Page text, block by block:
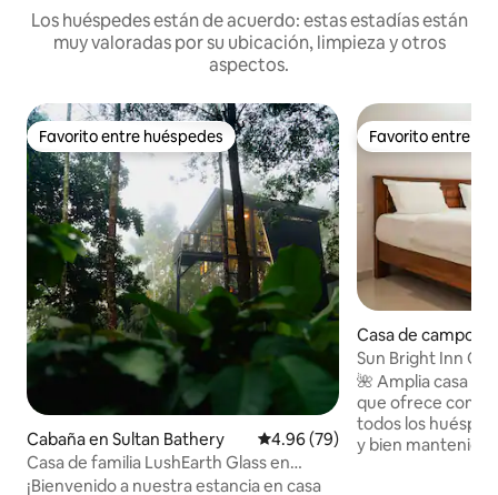
Los huéspedes están de acuerdo: estas estadías están
muy valoradas por su ubicación, limpieza y otros
aspectos.
Favorito entre huéspedes
Favorito entre huéspedes
Cabaña en Sultan Bathery Calificación promedio: 4.96 de
4.96 (79)
Casa de familia LushEarth Glass en
Wayanad
¡Bienvenido a nuestra estancia en casa
Favorito entre
Favorito entre
Casa de campo
Sun Bright Inn
Vista a la colina •
🌺 Amplia casa
que ofrece
todos los
y bien